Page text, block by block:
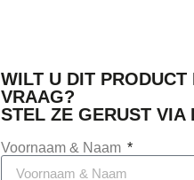
WILT U DIT
VRAAG?
STEL ZE GERUST VIA
Voornaam & Naam